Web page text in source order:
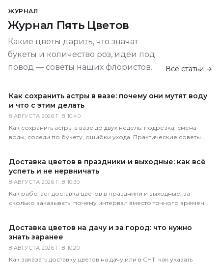
ЖУРНАЛ
Журнал Пять Цветов
Какие цветы дарить, что значат
букеты и количество роз, идеи под
повод — советы наших флористов.
Все статьи →
Как сохранить астры в вазе: почему они мутят воду
и что с этим делать
8 АВГУСТА 2026 Г. В 10:40
Как сохранить астры в вазе до двух недель: подрезка, смена
воды, соседи по букету, ошибки ухода. Практические советы
Доставка цветов в праздники и выходные: как всё
успеть и не нервничать
8 АВГУСТА 2026 Г. В 10:30
Как работает доставка цветов в праздники и выходные: за
сколько заказывать, почему интервал вместо точного времени,
Доставка цветов на дачу и за город: что нужно
знать заранее
8 АВГУСТА 2026 Г. В 10:20
Как заказать доставку цветов на дачу или в СНТ: как указать